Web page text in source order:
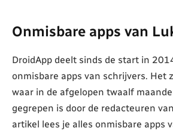
Onmisbare apps van
DroidApp deelt sinds de start in
onmisbare apps van schrijvers. Het
waar in de afgelopen twaalf
gegrepen is door de redacteuren
artikel lees je alles onmisbare apps